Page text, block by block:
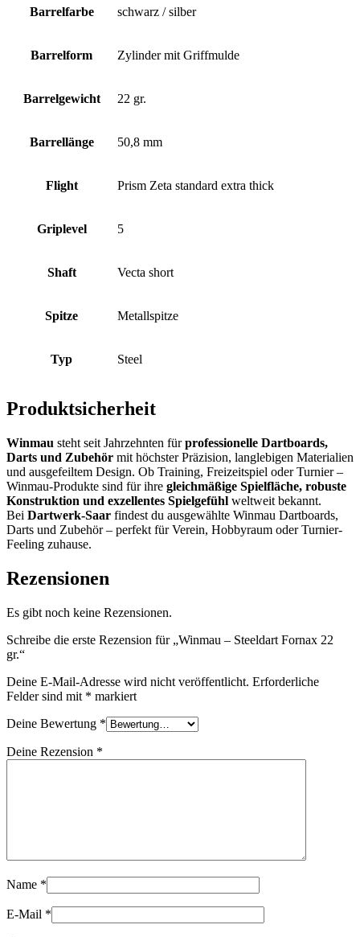
Barrelfarbe schwarz / silber
Barrelform Zylinder mit Griffmulde
Barrelgewicht 22 gr.
Barrellänge 50,8 mm
Flight Prism Zeta standard extra thick
Griplevel 5
Shaft Vecta short
Spitze Metallspitze
Typ Steel
Produktsicherheit
Winmau steht seit Jahrzehnten fürprofessionelle Dartboards,
Darts und Zubehör mit höchster Präzision, langlebigen Materialien
und ausgefeiltem Design. Ob Training, Freizeitspiel oder Turnier –
Winmau-Produkte sind für ihre gleichmäßige Spielfläche, robuste
Konstruktion und exzellentes Spielgefühl weltweit bekannt.
Bei Dartwerk-Saar findest du ausgewählte Winmau Dartboards,
Darts und Zubehör – perfekt für Verein, Hobbyraum oder Turnier-
Feeling zuhause.
Rezensionen
Es gibt noch keine Rezensionen.
Schreibe die erste Rezension für „Winmau – Steeldart Fornax 22
gr.“
Deine E-Mail-Adresse wird nicht veröffentlicht. Erforderliche
Felder sind mit * markiert
Deine Bewertung *
Deine Rezension *
Name *
E-Mail *